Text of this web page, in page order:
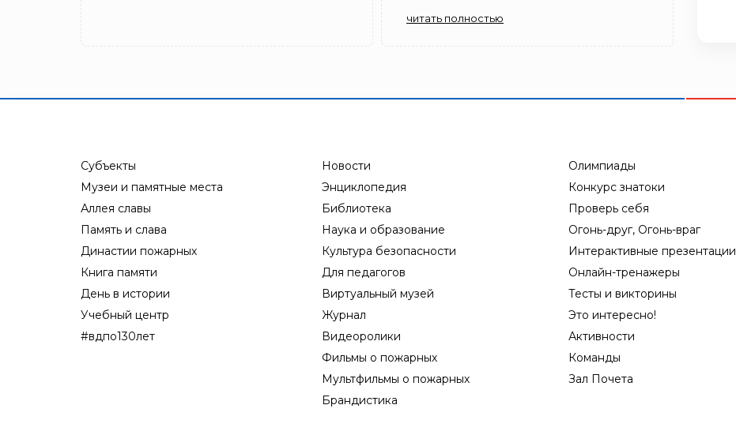
читать полностью
Субъекты
Музеи и памятные места
Аллея славы
Память и слава
Династии пожарных
Книга памяти
День в истории
Учебный центр
#вдпо130лет
Новости
Энциклопедия
Библиотека
Наука и образование
Культура безопасности
Для педагогов
Виртуальный музей
Журнал
Видеоролики
Фильмы о пожарных
Мультфильмы о пожарных
Брандистика
Олимпиады
Конкурс знатоки
Проверь себя
Огонь-друг, Огонь-враг
Интерактивные презентации
Онлайн-тренажеры
Тесты и викторины
Это интересно!
Активности
Команды
Зал Почета